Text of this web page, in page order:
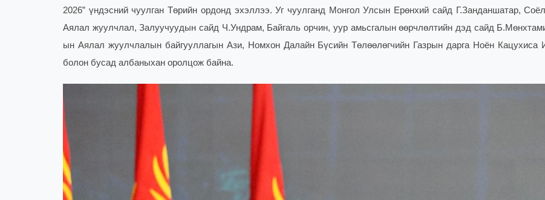
2026” үндэсний чуулган Төрийн ордонд эхэллээ. Уг чуулганд Монгол Улсын Ерөнхий сайд Г.Занданшатар,
Аялал жуулчлал, Залуучуудын сайд Ч.Ундрам, Байгаль орчин, уур амьсгалын өөрчлөлтийн дэд сайд
ын Аялал жуулчлалын байгууллагын Ази, Номхон Далайн Бүсийн Төлөөлөгчийн Газрын дарга Ноён Кацухиса
болон бусад албаныхан оролцож байна.